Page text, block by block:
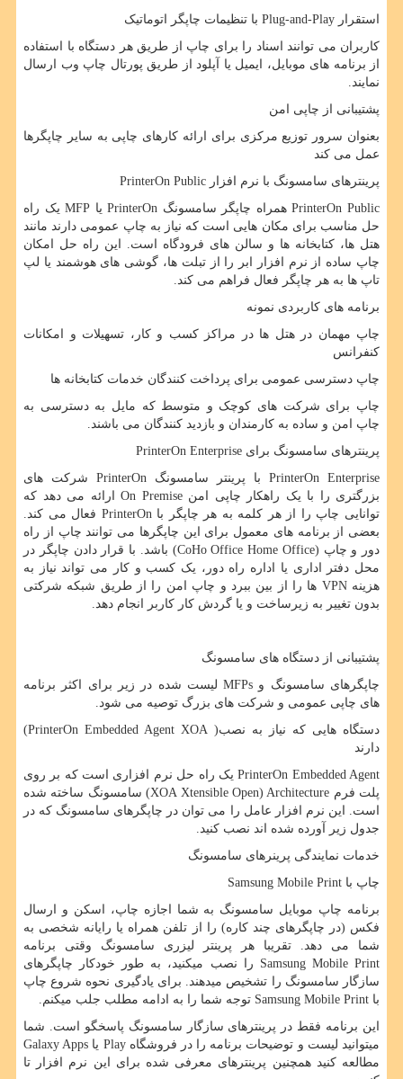
استقرار Plug-and-Play با تنظیمات چاپگر اتوماتیک
کاربران می توانند اسناد را برای چاپ از طریق هر دستگاه با استفاده
از برنامه های موبایل، ایمیل یا آپلود از طریق پورتال چاپ وب ارسال
نمایند.
پشتیبانی از چاپی امن
بعنوان سرور توزیع مرکزی برای ارائه کارهای چاپی به سایر چاپگرها
عمل می کند
پرینترهای سامسونگ با نرم افزار PrinterOn Public
PrinterOn Publicهمراه چاپگر سامسونگ PrinterOnیا MFPیک راه
حل مناسب برای مکان هایی است که نیاز به چاپ عمومی دارند مانند
هتل ها، کتابخانه ها و سالن های فرودگاه است. این راه حل امکان
چاپ ساده از نرم افزار ابر را از تبلت ها، گوشی های هوشمند یا لپ
تاپ ها به هر چاپگر فعال فراهم می کند.
برنامه های کاربردی نمونه
چاپ مهمان در هتل ها در مراکز کسب و کار، تسهیلات و امکانات
کنفرانس
چاپ دسترسی عمومی برای پرداخت کنندگان خدمات کتابخانه ها
چاپ برای شرکت های کوچک و متوسط ​​که مایل به دسترسی به
چاپ امن و ساده به کارمندان و بازدید کنندگان می باشند.
پرینترهای سامسونگ برای PrinterOn Enterprise
PrinterOn Enterprise با پرینتر سامسونگ PrinterOn شرکت های
بزرگتری را با یک راهکار چاپی امنOn Premise ارائه می دهد که
توانایی چاپ را از هر کلمه به هر چاپگر باPrinterOn فعال می کند.
بعضی از برنامه های معمول برای این چاپگرها می توانند چاپ از راه
دور و چاپ (CoHo Office Home Office) باشد. با قرار دادن چاپگر در
محل دفتر اداری یا اداره راه دور، یک کسب و کار می تواند نیاز به
هزینهVPN ها را از بین ببرد و چاپ امن را از طریق شبکه شرکتی
بدون تغییر به زیرساخت و یا گردش کار کاربر انجام دهد.
پشتیبانی از دستگاه های سامسونگ
چاپگرهای سامسونگ و MFPsلیست شده در زیر برای اکثر برنامه
های چاپی عمومی و شرکت های بزرگ توصیه می شود.
دستگاه هایی که نیاز به نصب( PrinterOn Embedded Agent XOA
)
دارند
PrinterOn Embedded Agentیک راه حل نرم افزاری است که بر روی
پلت فرم XOA Xtensible Open) Architecture) سامسونگ ساخته شده
است. این نرم افزار عامل را می توان در چاپگرهای سامسونگ که در
جدول زیر آورده شده اند نصب کنید.
خدمات نمایندگی پرینرهای سامسونگ
چاپ با Samsung Mobile Print
برنامه چاپ موبایل سامسونگ به شما اجازه چاپ، اسکن و ارسال
فکس (در چاپگرهای چند کاره) را از تلفن همراه یا رایانه شخصی به
شما می دهد. تقریبا هر پرینتر لیزری سامسونگ وقتی برنامه
Samsung Mobile Print را نصب میکنید، به طور خودکار چاپگرهای
سازگار سامسونگ را تشخیص میدهند. برای یادگیری نحوه شروع چاپ
با Samsung Mobile Print توجه شما را به ادامه مطلب جلب میکنم.
این برنامه فقط در پرینترهای سازگار سامسونگ پاسخگو است. شما
میتوانید لیست و توضیحات برنامه را در فروشگاهPlay یا Galaxy Apps
مطالعه کنید همچنین پرینترهای معرفی شده برای این نرم افزار تا